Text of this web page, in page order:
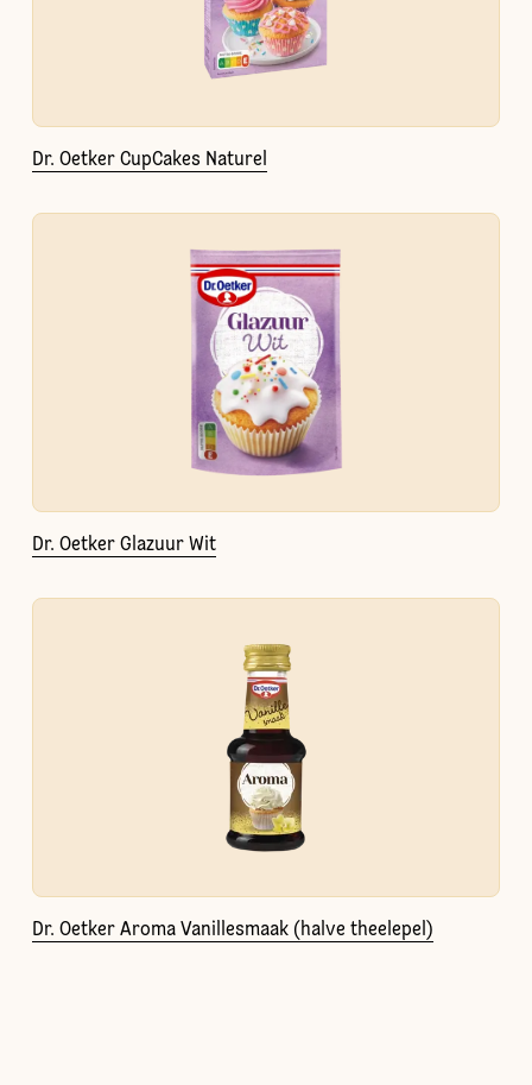
Dr. Oetker CupCakes Naturel
Dr. Oetker Glazuur Wit
Dr. Oetker Aroma Vanillesmaak (halve theelepel)